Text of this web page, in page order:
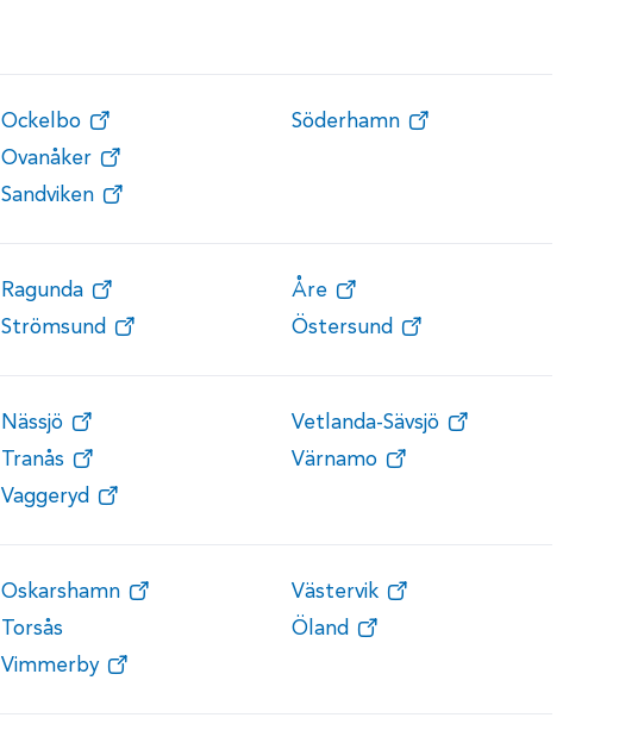
Ockelbo
Ovanåker
Sandviken
Söderhamn
Ragunda
Strömsund
Åre
Östersund
Nässjö
Tranås
Vaggeryd
Vetlanda-Sävsjö
Värnamo
Oskarshamn
Torsås
Vimmerby
Västervik
Öland